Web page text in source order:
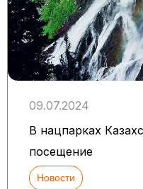
09.07.2024
В нацпарках
посещение
Новости